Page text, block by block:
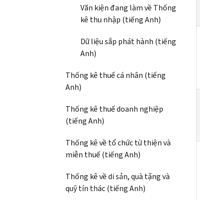
Văn kiện đang làm về Thống
kê thu nhập (tiếng Anh)
Dữ liệu sắp phát hành (tiếng
Anh)
Thống kê thuế cá nhân (tiếng
Anh)
Thống kê thuế doanh nghiệp
(tiếng Anh)
Thống kê về tổ chức từ thiện và
miễn thuế (tiếng Anh)
Thống kê về di sản, quà tặng và
quỹ tín thác (tiếng Anh)